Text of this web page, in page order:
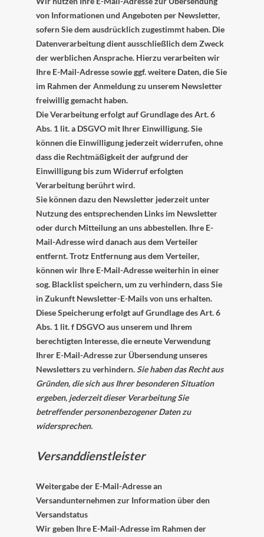
von Informationen und Angeboten per Newsletter,
sofern Sie dem ausdrücklich zugestimmt haben. Die
Datenverarbeitung dient ausschließlich dem Zweck
der werblichen Ansprache. Hierzu verarbeiten wir
Ihre E-Mail-Adresse sowie ggf. weitere Daten, die Sie
im Rahmen der Anmeldung zu unserem Newsletter
freiwillig gemacht haben.
Die Verarbeitung erfolgt auf Grundlage des Art. 6
Abs. 1 lit. a DSGVO mit Ihrer Einwilligung. Sie
können die Einwilligung jederzeit widerrufen, ohne
dass die Rechtmäßigkeit der aufgrund der
Einwilligung bis zum Widerruf erfolgten
Verarbeitung berührt wird.
Sie können dazu den Newsletter jederzeit unter
Nutzung des entsprechenden Links im Newsletter
oder durch Mitteilung an uns abbestellen. Ihre E-
Mail-Adresse wird danach aus dem Verteiler
entfernt. Trotz Entfernung aus dem Verteiler,
können wir Ihre E-Mail-Adresse weiterhin in einer
sog. Blacklist speichern, um zu verhindern, dass Sie
in Zukunft Newsletter-E-Mails von uns erhalten.
Diese Speicherung erfolgt auf Grundlage des Art. 6
Abs. 1 lit. f DSGVO aus unserem und Ihrem
berechtigten Interesse, die erneute Verwendung
Ihrer E-Mail-Adresse zur Übersendung unseres
Newsletters zu verhindern.Sie haben das Recht aus
Gründen, die sich aus Ihrer besonderen Situation
ergeben, jederzeit dieser Verarbeitung Sie
betreffender personenbezogener Daten zu
widersprechen.
Versanddienstleister
Weitergabe der E-Mail-Adresse an
Versandunternehmen zur Information über den
Versandstatus
Wir geben Ihre E-Mail-Adresse im Rahmen der